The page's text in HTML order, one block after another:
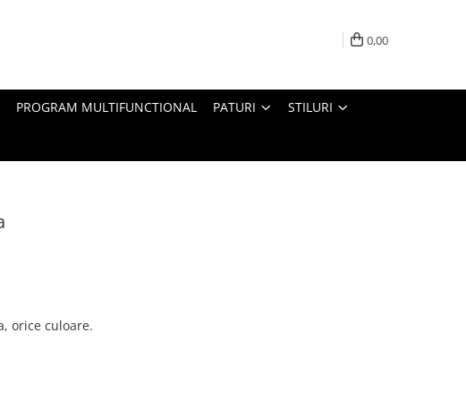
0,00
PROGRAM MULTIFUNCTIONAL PATURI STILURI
orice culoare.